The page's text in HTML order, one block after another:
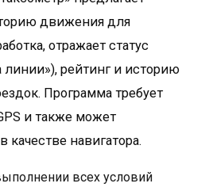
движения для
отражает статус
линии»), рейтинг и историю
Программа требует
и также может
качестве навигатора.
всех условий